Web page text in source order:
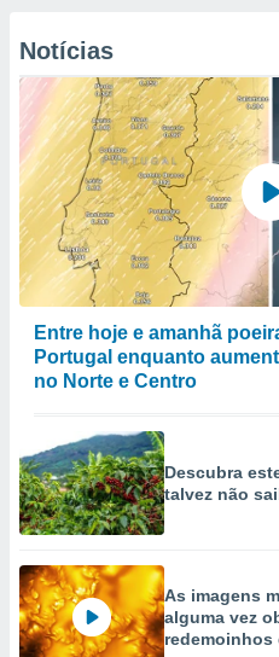
Notícias
Entre hoje e amanhã
Portugal enquanto
no Norte e Centro
Descubra
talvez não
As imagens
alguma vez
redemoinhos